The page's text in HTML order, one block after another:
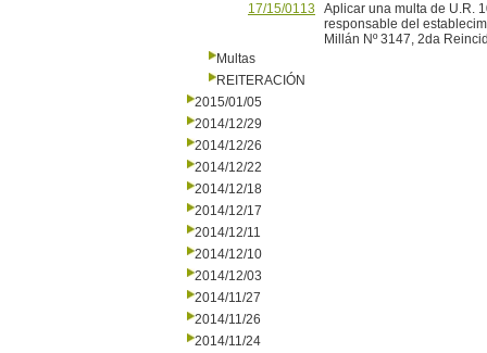
17/15/0113
Aplicar una multa de U.R.
responsable del
Millán Nº 3147, 2da
Multas
REITERACIÓN
2015/01/05
2014/12/29
2014/12/26
2014/12/22
2014/12/18
2014/12/17
2014/12/11
2014/12/10
2014/12/03
2014/11/27
2014/11/26
2014/11/24